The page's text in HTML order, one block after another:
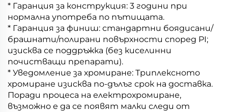
* Гаранция за конструкция: 3 години при
нормална употреба по пътищата.
* Гаранция за финиш: стандартни боядисани/
брашнати/полирани повърхности според PI;
изисква се поддръжка (без киселинни
почистващи препарати).
* Уведомление за хромиране: Триплексното
хромиране изисква по-дълъг срок на доставка.
Поради процеса на електрохромиране,
възможно е да се появят малки следи от